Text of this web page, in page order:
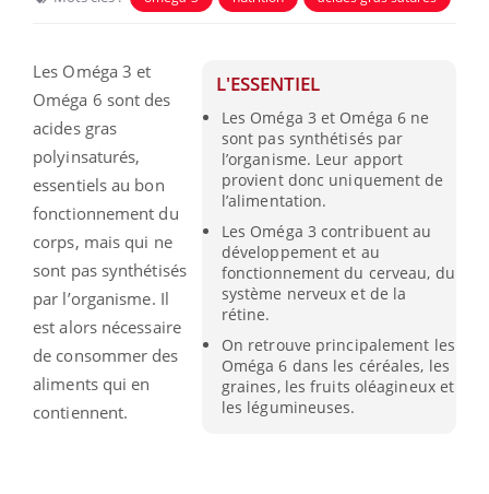
L'ESSENTIEL
Les Oméga 3 et Oméga 6 ne
sont pas synthétisés par
l’organisme. Leur apport
provient donc uniquement de
l’alimentation.
Les Oméga 3 contribuent au
développement et au
fonctionnement du cerveau, du
système nerveux et de la
rétine.
On retrouve principalement les
Oméga 6 dans les céréales, les
graines, les fruits oléagineux et
les légumineuses.
Les Oméga 3 et
Oméga 6 sont des
acides gras
polyinsaturés,
essentiels au bon
fonctionnement du
corps, mais qui ne
sont pas synthétisés
par l’organisme. Il
est alors nécessaire
de consommer des
aliments qui en
contiennent.